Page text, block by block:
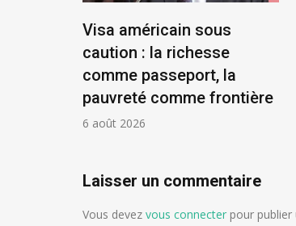
Visa américain sous
caution : la richesse
comme passeport, la
pauvreté comme frontière
6 août 2026
Laisser un commentaire
Vous devez vous connecter pour